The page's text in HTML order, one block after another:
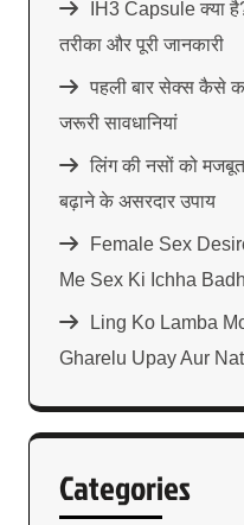
IH3 Capsule क्या
तरीका और पूरी जानकारी
पहली बार सेक्स कैसे
जरूरी सावधानियां
लिंग की नसों को
बढ़ाने के असरदार उपाय
Female Sex
Me Sex Ki Ichha
Ling Ko Lamba
Gharelu Upay Aur
Categories